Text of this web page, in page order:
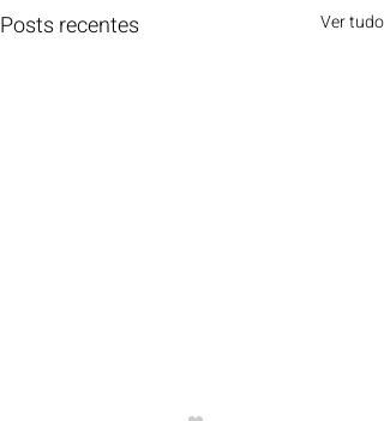
Posts recentes Ver tudo